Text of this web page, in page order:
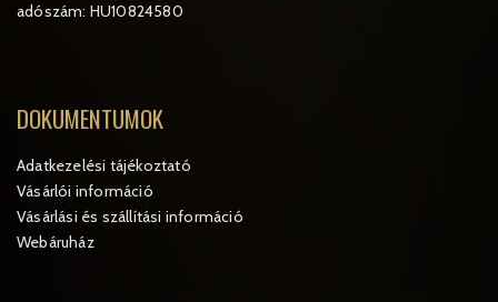
adószám: HU10824580
DOKUMENTUMOK
Adatkezelési tájékoztató
Vásárlói információ
Vásárlási és szállítási információ
Webáruház